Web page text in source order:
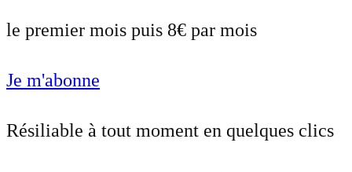
le premier mois puis 8€ par mois
Je m'abonne
Résiliable à tout moment en quelques clics